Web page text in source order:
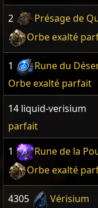
2 Présage de
Orbe exalté
1 Rune du
Orbe exalté parfait
14 liquid-verisium
parfait
1 Rune de la
Orbe exalté
4305 Vérisium